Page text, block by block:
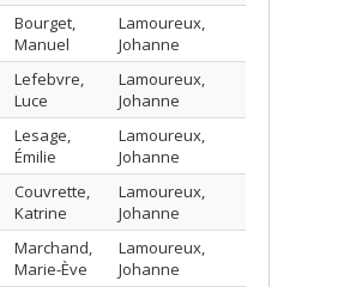
Bourget,
Manuel
Lamoureux,
Johanne
Lefebvre,
Luce
Lamoureux,
Johanne
Lesage,
Émilie
Lamoureux,
Johanne
Couvrette,
Katrine
Lamoureux,
Johanne
Marchand,
Marie-Ève
Lamoureux,
Johanne